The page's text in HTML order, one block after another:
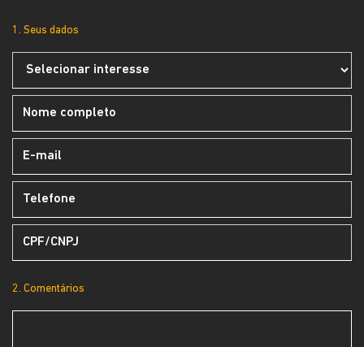
1. Seus dados
2. Comentários